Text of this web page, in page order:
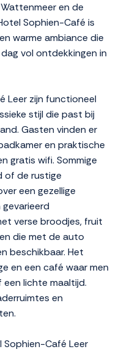
en de
Sophien-Café is
warme ambiance die
vol ontdekkingen in
Leer zijn functioneel
stijl die past bij
Gasten vinden er
en praktische
gratis wifi. Sommige
of de rustige
een gezellige
verse broodjes, fruit
die met de auto
beschikbaar. Het
en een café waar men
lichte maaltijd.
en
Sophien-Café Leer